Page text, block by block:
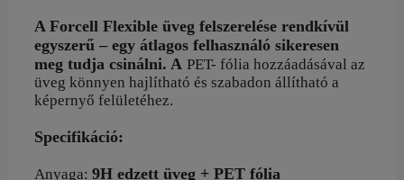
A Forcell Flexible üveg felszerelése rendkívül
egyszerű – egy átlagos felhasználó sikeresen
meg tudja csinálni. A PET- fólia hozzáadásával az
üveg könnyen hajlítható és szabadon állítható a
képernyő felületéhez.
Specifikáció:
Anyaga: 9H edzett üveg + PET fólia